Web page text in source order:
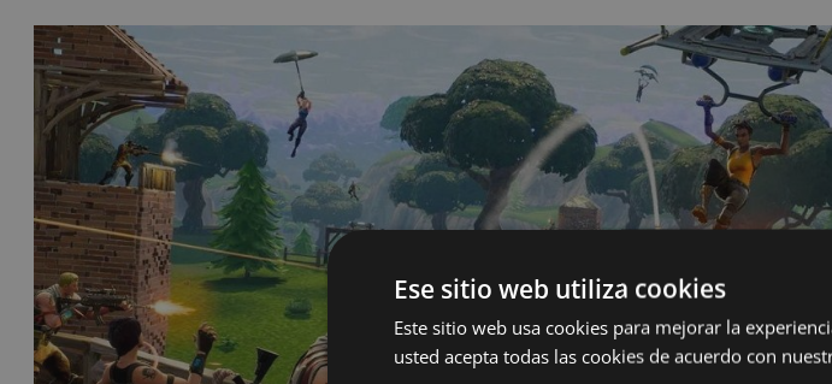
Ese sitio web utiliza cookies
Este sitio web usa cookies para mejorar la
usted acepta todas las cookies de acuerdo con